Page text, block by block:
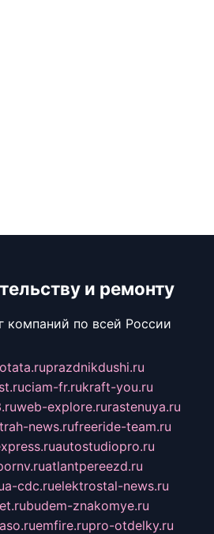
и ремонту
компаний по всей России
prazdnikdushi.ru
ciam-fr.rukraft-you.ru
web-explore.rurastenuya.ru
news.rufreeride-team.ru
autostudiopro.ru
atlantpereezd.ru
a-cdc.ruelektrostal-news.ru
budem-znakomye.ru
emfire.rupro-otdelky.ru